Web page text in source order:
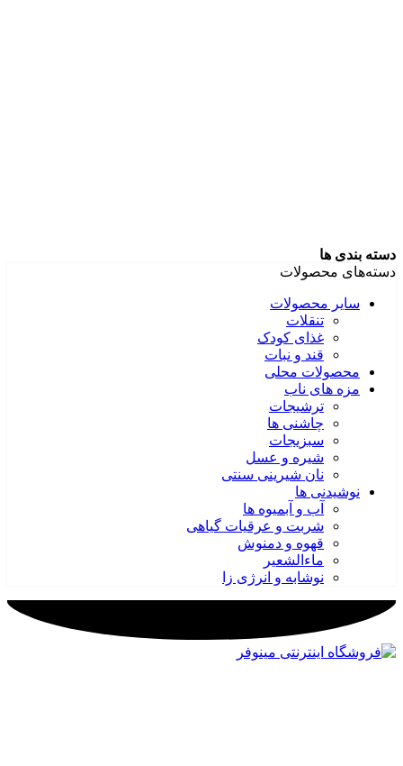
دسته بندی ها
دسته‌های محصولات
سایر محصولات
تنقلات
غذای کودک
قند و نبات
محصولات محلی
مزه های ناب
ترشیجات
چاشنی ها
سبزیجات
شیره و عسل
نان شیرینی سنتی
نوشیدنی ها
آب و آبمیوه ها
شربت و عرقیات گیاهی
قهوه و دمنوش
ماءالشعیر
نوشابه و انرژی زا